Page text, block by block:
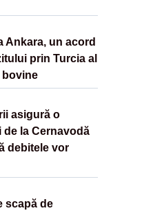
Ankara, un acord
prin Turcia al
bovine
asigură o
la Cernavodă
debitele vor
scapă de